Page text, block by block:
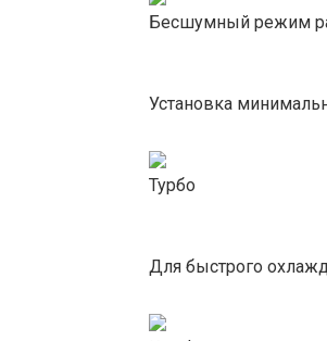
Бесшумный режим
Установка
Турбо
Для быстрого